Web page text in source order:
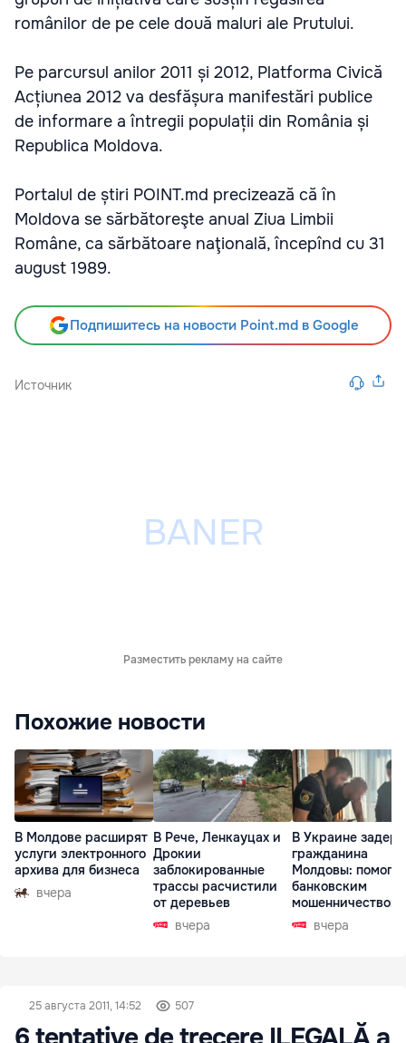
românilor de pe cele două maluri ale Prutului.
Pe parcursul anilor 2011 și 2012, Platforma Civică
Acțiunea 2012 va desfășura manifestări publice
de informare a întregii populații din România și
Republica Moldova.
Portalul de știri POINT.md precizează că în
Moldova se sărbătoreşte anual Ziua Limbii
Române, ca sărbătoare naţională, începînd cu 31
august 1989.
Подпишитесь на новости Point.md в Google
Источник
Разместить рекламу на сайте
Похожие новости
В Молдове расширят
услуги электронного
архива для бизнеса
вчера
В Рече, Ленкауцах и
Дрокии
заблокированные
трассы расчистили
от деревьев
вчера
В Украине
гражданина
Молдовы:
банковским
мошенничеством
Чехиивчера
25 августа 2011, 14:52 507